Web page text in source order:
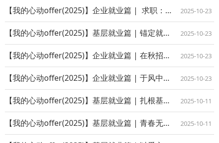
【我的心动offer(2025)】企业就业篇 | 求职：—场与自我对话的修行
2025-10-23
【我的心动offer(2025)】基层就业篇 | 锚定就业方向，启航人生新章 2025-10-23
【我的心动offer(2025)】企业就业篇 | 在秋招的淬炼中遇见更好的自己 2025-10-23
【我的心动offer(2025)】企业就业篇 | 于风中奔跑，直到遇到了光 2025-10-23
【我的心动offer(2025)】基层就业篇 | 扎根基层——做“西农精神”的弘... 2025-10-11
【我的心动offer(2025)】基层就业篇 | 青春无悔践初心 2025-10-11